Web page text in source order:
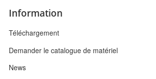
Information
Téléchargement
Demander le catalogue de matériel
News